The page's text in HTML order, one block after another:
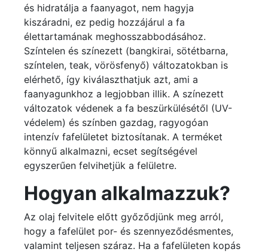
és hidratálja a faanyagot, nem hagyja
kiszáradni, ez pedig hozzájárul a fa
élettartamának meghosszabbodásához.
Színtelen és színezett (bangkirai, sötétbarna,
színtelen, teak, vörösfenyő) változatokban is
elérhető, így kiválaszthatjuk azt, ami a
faanyagunkhoz a legjobban illik. A színezett
változatok védenek a fa beszürkülésétől (UV-
védelem) és színben gazdag, ragyogóan
intenzív fafelületet biztosítanak. A terméket
könnyű alkalmazni, ecset segítségével
egyszerűen felvihetjük a felületre.
Hogyan alkalmazzuk?
Az olaj felvitele előtt győződjünk meg arról,
hogy a fafelület por- és szennyeződésmentes,
valamint teljesen száraz. Ha a fafelületen kopás